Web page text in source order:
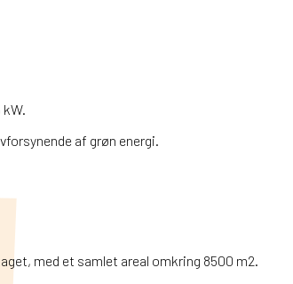
af grøn energi.
med et samlet areal omkring 8500 m2.